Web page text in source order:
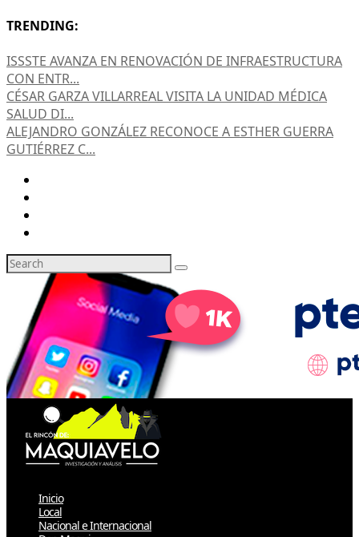
TRENDING:
ISSSTE AVANZA EN RENOVACIÓN DE INFRAESTRUCTURA
CON ENTR...
CÉSAR GARZA VILLARREAL VISITA LA UNIDAD MÉDICA
SALUD DI...
ALEJANDRO GONZÁLEZ RECONOCE A ESTHER GUERRA
GUTIÉRREZ C...
Inicio
Local
Nacional e Internacional